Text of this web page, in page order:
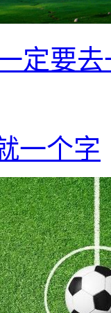
定要
一个字